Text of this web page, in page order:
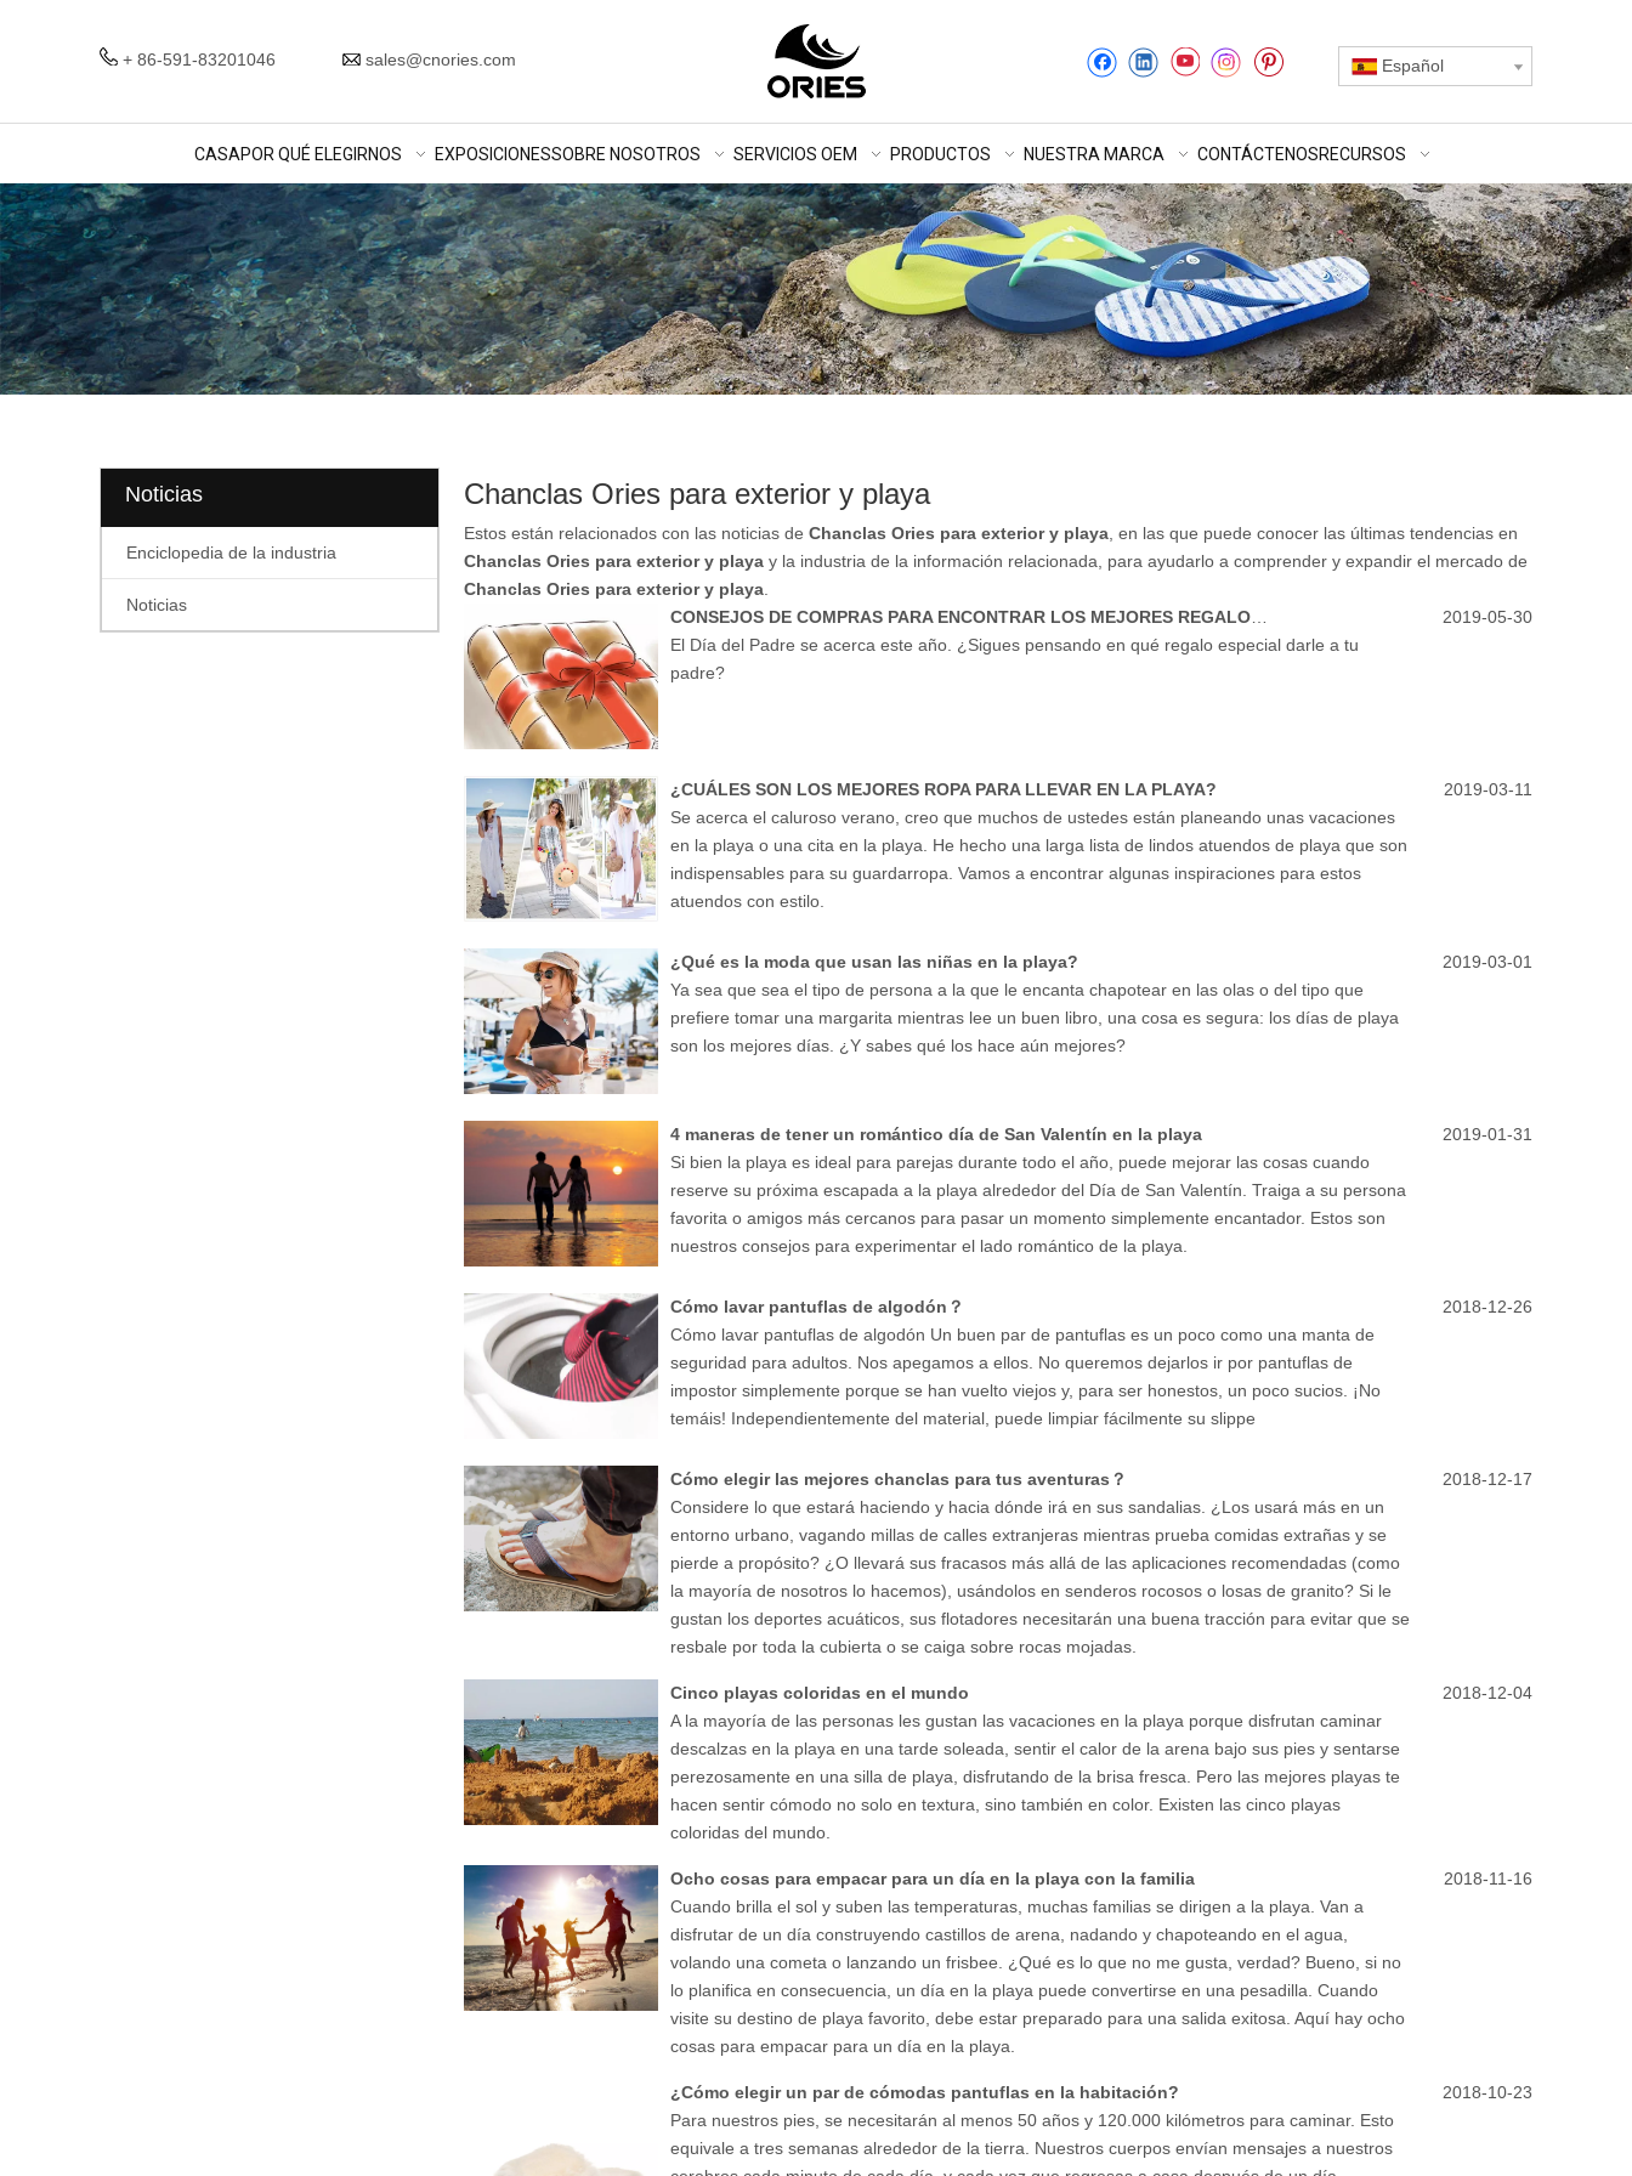
+ 86-591-83201046 sales@cnories.com Español
CASAPOR QUÉ ELEGIRNOS EXPOSICIONESSOBRE NOSOTROS SERVICIOS OEM PRODUCTOS NUESTRA MARCA CONTÁCTENOSRECURSOS
Noticias
Enciclopedia de la industria
Noticias
Chanclas Ories para exterior y playa
Estos están relacionados con las noticias de Chanclas Ories para exterior y playa , en las que puede conocer las últimas tendencias en
Chanclas Ories para exterior y playa y la industria de la información relacionada, para ayudarlo a comprender y expandir el mercado de
Chanclas Ories para exterior y playa
El Día del Padre se acerca este año. ¿Sigues pensando en qué regalo especial darle a tu
padre?
2019-05-30
¿CUÁLES SON LOS MEJORES ROPA PARA LLEVAR EN LA PLAYA?
Se acerca el caluroso verano, creo que muchos de ustedes están planeando unas vacaciones
en la playa o una cita en la playa. He hecho una larga lista de lindos atuendos de playa que son
indispensables para su guardarropa. Vamos a encontrar algunas inspiraciones para estos
atuendos con estilo.
2019-03-11
¿Qué es la moda que usan las niñas en la playa?
Ya sea que sea el tipo de persona a la que le encanta chapotear en las olas o del tipo que
prefiere tomar una margarita mientras lee un buen libro, una cosa es segura: los días de playa
son los mejores días. ¿Y sabes qué los hace aún mejores?
2019-03-01
4 maneras de tener un romántico día de San Valentín en la playa
Si bien la playa es ideal para parejas durante todo el año, puede mejorar las cosas cuando
reserve su próxima escapada a la playa alrededor del Día de San Valentín. Traiga a su persona
favorita o amigos más cercanos para pasar un momento simplemente encantador. Estos son
nuestros consejos para experimentar el lado romántico de la playa.
2019-01-31
Cómo lavar pantuflas de algodón？
Cómo lavar pantuflas de algodón Un buen par de pantuflas es un poco como una manta de
seguridad para adultos. Nos apegamos a ellos. No queremos dejarlos ir por pantuflas de
impostor simplemente porque se han vuelto viejos y, para ser honestos, un poco sucios. ¡No
temáis! Independientemente del material, puede limpiar fácilmente su slippe
2018-12-26
Cómo elegir las mejores chanclas para tus aventuras？
Considere lo que estará haciendo y hacia dónde irá en sus sandalias. ¿Los usará más en un
entorno urbano, vagando millas de calles extranjeras mientras prueba comidas extrañas y se
pierde a propósito? ¿O llevará sus fracasos más allá de las aplicaciones recomendadas (como
la mayoría de nosotros lo hacemos), usándolos en senderos rocosos o losas de granito? Si le
gustan los deportes acuáticos, sus flotadores necesitarán una buena tracción para evitar que se
resbale por toda la cubierta o se caiga sobre rocas mojadas.
2018-12-17
Cinco playas coloridas en el mundo
A la mayoría de las personas les gustan las vacaciones en la playa porque disfrutan caminar
descalzas en la playa en una tarde soleada, sentir el calor de la arena bajo sus pies y sentarse
perezosamente en una silla de playa, disfrutando de la brisa fresca. Pero las mejores playas te
hacen sentir cómodo no solo en textura, sino también en color. Existen las cinco playas
coloridas del mundo.
2018-12-04
Ocho cosas para empacar para un día en la playa con la familia
Cuando brilla el sol y suben las temperaturas, muchas familias se dirigen a la playa. Van a
disfrutar de un día construyendo castillos de arena, nadando y chapoteando en el agua,
volando una cometa o lanzando un frisbee. ¿Qué es lo que no me gusta, verdad? Bueno, si no
lo planifica en consecuencia, un día en la playa puede convertirse en una pesadilla. Cuando
visite su destino de playa favorito, debe estar preparado para una salida exitosa. Aquí hay ocho
cosas para empacar para un día en la playa.
2018-11-16
¿Cómo elegir un par de cómodas pantuflas en la habitación?
Para nuestros pies, se necesitarán al menos 50 años y 120.000 kilómetros para caminar. Esto
equivale a tres semanas alrededor de la tierra. Nuestros cuerpos envían mensajes a nuestros
2018-10-23